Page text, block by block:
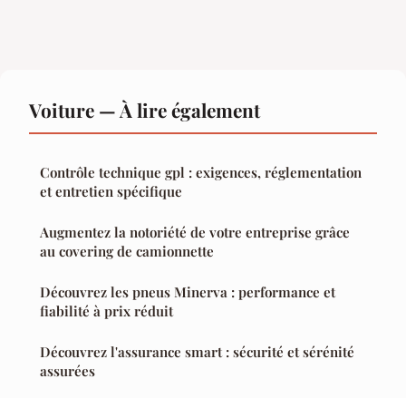
Voiture — À lire également
Contrôle technique gpl : exigences, réglementation
et entretien spécifique
Augmentez la notoriété de votre entreprise grâce
au covering de camionnette
Découvrez les pneus Minerva : performance et
fiabilité à prix réduit
Découvrez l'assurance smart : sécurité et sérénité
assurées